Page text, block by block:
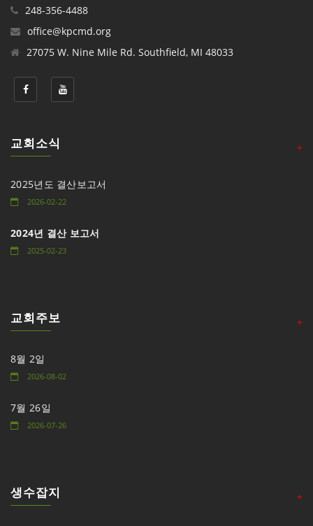
248-356-4488
office@kpcmd.org
27075 W. Nine Mile Rd. Southfield, MI 48033
교회소식 +
2025년도 결산보고서
2026-02-22
2024년 결산 보고서
2025-02-23
교회주보 +
8월 2일
2026-08-02
7월 26일
2026-07-26
생수잡지 +